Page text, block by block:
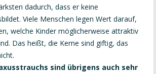
dadurch, dass er keine
Viele Menschen legen Wert darauf,
welche Kinder möglicherweise attraktiv
Das heißt, die Kerne sind giftig, das
sind übrigens auch sehr